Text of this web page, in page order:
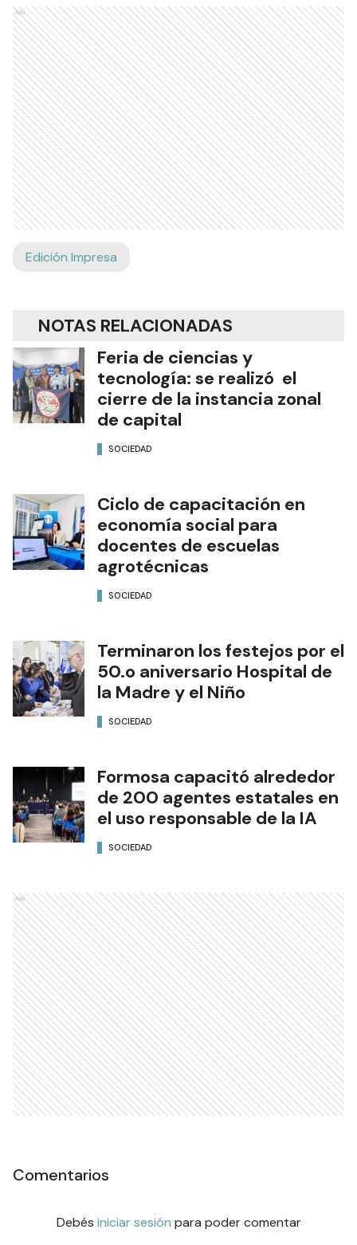
Ads
Edición Impresa
NOTAS RELACIONADAS
Feria de ciencias y
tecnología: se realizó el
cierre de la instancia zonal
de capital
SOCIEDAD
Ciclo de capacitación en
economía social para
docentes de escuelas
agrotécnicas
SOCIEDAD
Terminaron los festejos por el
50.o aniversario Hospital de
la Madre y el Niño
SOCIEDAD
Formosa capacitó alrededor
de 200 agentes estatales en
el uso responsable de la IA
SOCIEDAD
Ads
Comentarios
Debés iniciar sesión para poder comentar